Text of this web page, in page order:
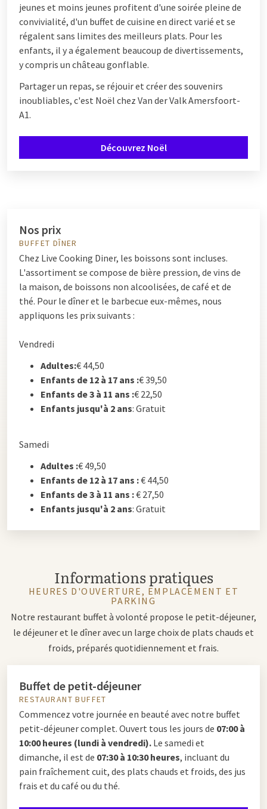
jeunes et moins jeunes profitent d'une soirée pleine de
convivialité, d'un buffet de cuisine en direct varié et se
régalent sans limites des meilleurs plats. Pour les
enfants, il y a également beaucoup de divertissements,
y compris un château gonflable.
Partager un repas, se réjouir et créer des souvenirs
inoubliables, c'est Noël chez Van der Valk Amersfoort-
A1.
Découvrez Noël
Nos prix
BUFFET DÎNER
Chez Live Cooking Diner, les boissons sont incluses.
L'assortiment se compose de bière pression, de vins de
la maison, de boissons non alcoolisées, de café et de
thé. Pour le dîner et le barbecue eux-mêmes, nous
appliquons les prix suivants :
Vendredi
Adultes:€ 44,50
Enfants de 12 à 17 ans :€ 39,50
Enfants de 3 à 11 ans :€ 22,50
Enfants jusqu'à 2 ans: Gratuit
Samedi
Adultes :€ 49,50
Enfants de 12 à 17 ans :€ 44,50
Enfants de 3 à 11 ans :€ 27,50
Enfants jusqu'à 2 ans: Gratuit
Informations pratiques
HEURES D'OUVERTURE, EMPLACEMENT ET
PARKING
Notre restaurant buffet à volonté propose le petit-déjeuner,
le déjeuner et le dîner avec un large choix de plats chauds et
froids, préparés quotidiennement et frais.
Buffet de petit-déjeuner
RESTAURANT BUFFET
Commencez votre journée en beauté avec notre buffet
petit-déjeuner complet. Ouvert tous les jours de 07:00 à
10:00 heures (lundi à vendredi). Le samedi et
dimanche, il est de 07:30 à 10:30 heures, incluant du
pain fraîchement cuit, des plats chauds et froids, des jus
frais et du café ou du thé.